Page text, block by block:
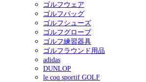
ゴルフウェア
ゴルフバッグ
ゴルフシューズ
ゴルフグローブ
ゴルフ練習器具
ゴルフラウンド用品
adidas
DUNLOP
le coq sportif GOLF